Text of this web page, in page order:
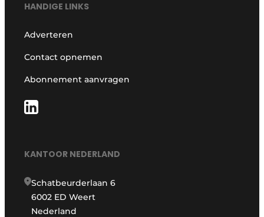
HANDIGE LINKS
Adverteren
Contact opnemen
Abonnement aanvragen
KANTOOR NEDERLAND
Schatbeurderlaan 6
6002 ED Weert
Nederland